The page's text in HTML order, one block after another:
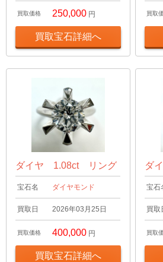
買取価格 250,000 円
買取宝石詳細へ
買取
ダイヤ 1.08ct リング
宝石名 ダイヤモンド
買取日 2026年03月25日
買取価格 400,000 円
買取宝石詳細へ
ダ
宝石
買取
買取